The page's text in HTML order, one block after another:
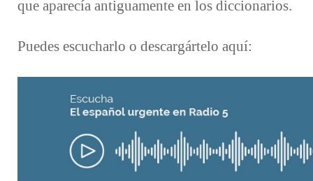
que aparecía antiguamente en los diccionarios.
Puedes escucharlo o descargártelo aquí: